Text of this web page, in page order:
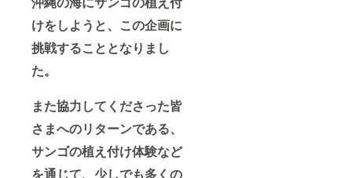
けをしようと、この企画に
挑戦することとなりまし
た。
また協力してくださった皆
さまへのリターンである、
サンゴの植え付け体験など
を通じて、少しでも多くの